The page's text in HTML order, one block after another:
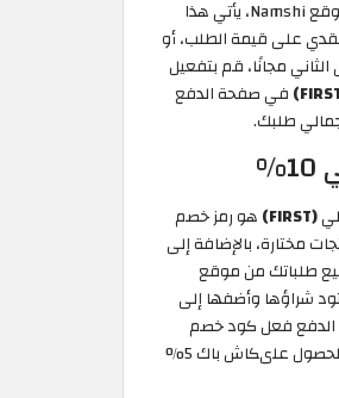
واسعة من المنتجات في موقع Namshi، يأتي هذا
على قيمة الطلب، أو
مجانًا، قم بتفعيل
في صفحة الدفع
طلبك.
(FIRST)
هو رمز خصم
مختارة، بالإضافة إلى
على جميع طلباتك من موقع
شراؤها وأضفها إلى
فعل كود خصم
للحصول علىكاش باك 5%